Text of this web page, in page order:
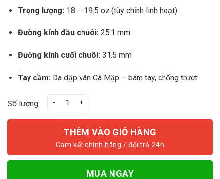
Trọng lượng: 18 – 19.5 oz (tùy chỉnh linh hoạt)
Đường kính đầu chuôi:25.1 mm
Đường kính cuối chuôi:31.5 mm
Tay cầm:Da dập vân Cá Mập – bám tay, chống trượt
Số lượng: Way Cues EL09 số lượng
THÊM VÀO GIỎ HÀNG
MUA NGAY